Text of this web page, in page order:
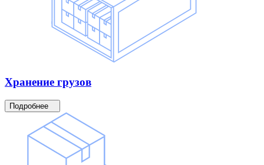
Хранение грузов
Подробнее